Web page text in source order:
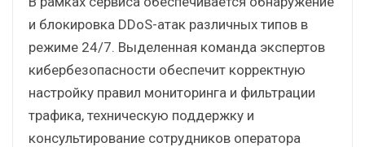
и блокировка DDoS-атак различных типов в
режиме 24/7. Выделенная команда экспертов
кибербезопасности обеспечит корректную
настройку правил мониторинга и фильтрации
трафика, техническую поддержку и
консультирование сотрудников оператора